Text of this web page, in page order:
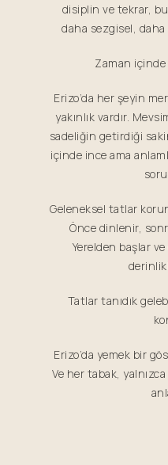
disiplin ve tekrar,
daha sezgisel,
Zaman
Erizo’da her şeyin
yakınlık vardır.
sadeliğin getirdiği
içinde ince ama
Geleneksel tatlar
Önce dinlenir,
Yerelden başlar
Tatlar tanıdık
Erizo’da yemek bir
Ve her tabak,